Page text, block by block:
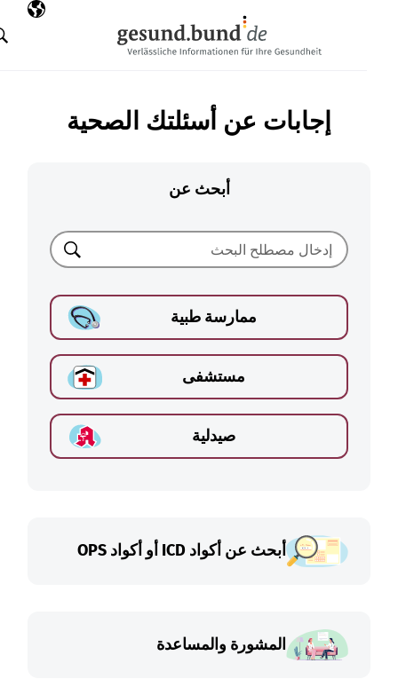
اللغة
البحث
إجابات عن أسئلتك الصحية
أبحث عن
ممارسة طبية
مستشفى
صيدلية
أبحث عن أكواد ICD أو أكواد OPS
المشورة والمساعدة